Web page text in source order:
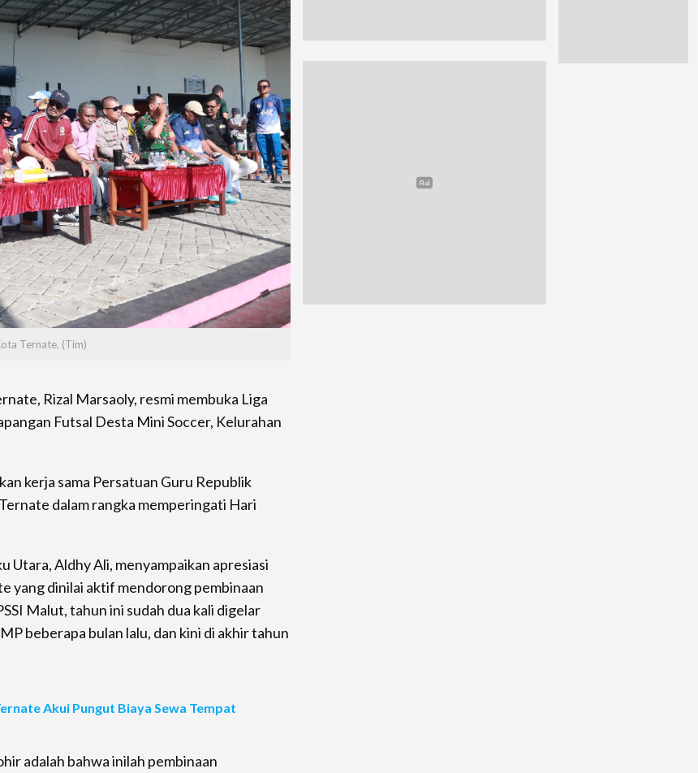
Ternate. (Tim)
Rizal Marsaoly, resmi membuka Liga
Futsal Desta Mini Soccer, Kelurahan
kerja sama Persatuan Guru Republik
dalam rangka memperingati Hari
Utara, Aldhy Ali, menyampaikan apresiasi
yang dinilai aktif mendorong pembinaan
Malut, tahun ini sudah dua kali digelar
beberapa bulan lalu, dan kini di akhir tahun
Akui Pungut Biaya Sewa Tempat
adalah bahwa inilah pembinaan